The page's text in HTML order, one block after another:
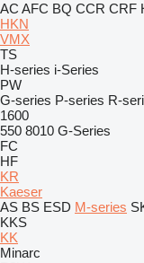
AC AFC BQ CCR CRF
HKN
VMX
TS
H-series i-Series
PW
G-series P-series R-
1600
550 8010 G-Series
FC
HF
KR
Kaeser
AS BS ESD M-series
KKS
KK
Minarc